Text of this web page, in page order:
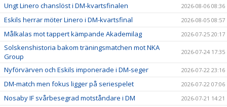
Ungt Linero chanslöst i DM-kvartsfinalen 2026-08-06 08:36
Eskils herrar möter Linero i DM-kvartsfinal 2026-08-05 08:57
Målkalas mot tappert kämpande Akademilag 2026-07-25 20:17
Solskenshistoria bakom träningsmatchen mot NKA
Group
2026-07-24 17:35
Nyförvärven och Eskils imponerade i DM-seger 2026-07-22 23:16
DM-match men fokus ligger på seriespelet 2026-07-22 07:06
Nosaby IF svårbesegrad motståndare i DM 2026-07-21 14:21